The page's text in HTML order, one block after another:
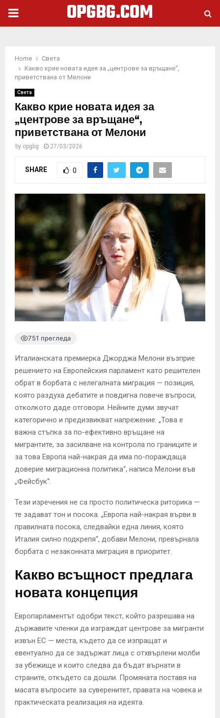
PRIMARY
OPGBG.COM
Home
Света
Какво крие новата идея за „центрове за връщане“,
приветствана от Мелони
Света
Какво крие новата идея за
„центрове за връщане“,
приветствана от Мелони
by opgbg 27/03/2026
SHARE 0
751 прегледа
Италианската премиерка Джорджа Мелони възприе
решението на Европейския парламент като решителен
обрат в борбата с нелегалната миграция — позиция,
която раздуха дебатите и повдигна повече въпроси,
отколкото даде отговори. Нейните думи звучат
категорично и предизвикват напрежение: „Това е
важна стъпка за по-ефективно връщане на
мигрантите, за засилване на контрола по границите и
за това Европа най-накрая да има по-пораждаща
доверие миграционна политика“, написа Мелони във
„Фейсбук“.
Тези изречения не са просто политическа риторика —
те задават тон и посока. „Европа най-накрая върви в
правилната посока, следвайки една линия, която
Италия силно подкрепя“, добави Мелони, превърнала
борбата с незаконната миграция в приоритет.
Какво всъщност предлага
новата концепция
Европарламентът одобри текст, който разрешава на
държавите членки да изграждат центрове за мигранти
извън ЕС — места, където да се изпращат и
евентуално да се задържат лица с отхвърлени молби
за убежище и които следва да бъдат върнати в
страните, откъдето са дошли. Промяната поставя на
масата въпросите за суверенитет, правата на човека и
практическата реализация на идеята.